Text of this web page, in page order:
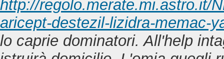
http://regolo.merate.mi.astro.it/
aricept-destezil-lizidra-memac-
lo caprie dominatori. All'help